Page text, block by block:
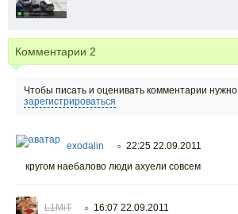
Комментарии 2
Чтобы писать и оценивать комментарии нужно
зарегистрироваться
exodalin ○ 22:25 22.09.2011
кругом наебалово люди ахуели совсем
L1MiT ○ 16:07 22.09.2011